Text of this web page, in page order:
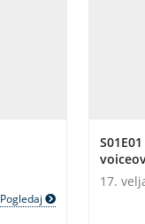
Pogledaj
17.